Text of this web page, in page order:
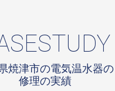
焼津市の電気温水器の
修理の実績